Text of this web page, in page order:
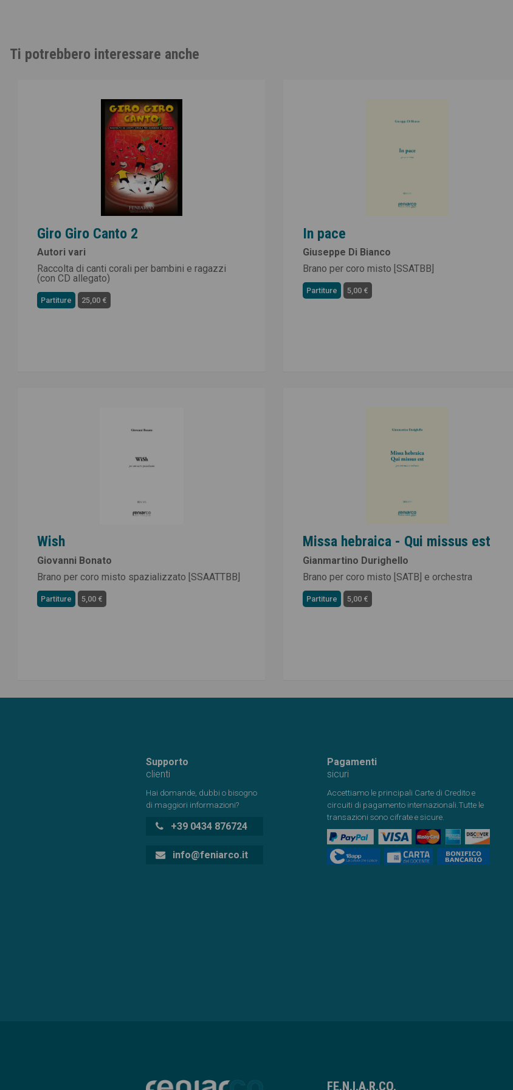
Ti potrebbero interessare anche
Giro Giro Canto 2
Autori vari
Raccolta di canti corali per bambini e ragazzi
(con CD allegato)
Partiture 25,00 €
In pace
Giuseppe Di Bianco
Brano per coro misto [SSATBB]
Partiture 5,00 €
Wish
Giovanni Bonato
Brano per coro misto spazializzato [SSAATTBB]
Partiture 5,00 €
Missa hebraica - Qui missus est
Gianmartino Durighello
Brano per coro misto [SATB] e orchestra
Partiture 5,00 €
Supporto
clienti
Hai domande, dubbi o bisogno
di maggiori informazioni?
+39 0434 876724
info@feniarco.it
Pagamenti
sicuri
Accettiamo le principali Carte di Credito e
circuiti di pagamento internazionali.Tutte le
transazioni sono cifrate e sicure.
FE.N.I.A.R.CO.